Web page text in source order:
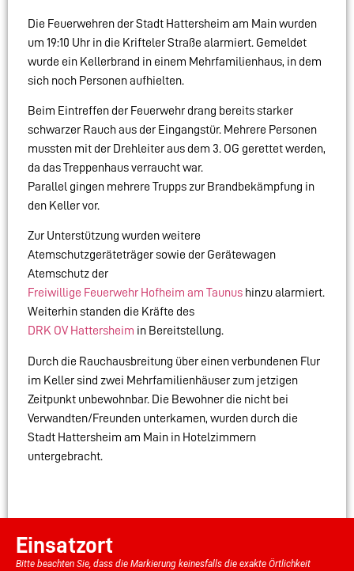
Die Feuerwehren der Stadt Hattersheim am Main wurden
um 19:10 Uhr in die Krifteler Straße alarmiert. Gemeldet
wurde ein Kellerbrand in einem Mehrfamilienhaus, in dem
sich noch Personen aufhielten.
Beim Eintreffen der Feuerwehr drang bereits starker
schwarzer Rauch aus der Eingangstür. Mehrere Personen
mussten mit der Drehleiter aus dem 3. OG gerettet werden,
da das Treppenhaus verraucht war.
Parallel gingen mehrere Trupps zur Brandbekämpfung in
den Keller vor.
Zur Unterstützung wurden weitere
Atemschutzgeräteträger sowie der Gerätewagen
Atemschutz der
Freiwillige Feuerwehr Hofheim am Taunus hinzu alarmiert.
Weiterhin standen die Kräfte des
DRK OV Hattersheim in Bereitstellung.
Durch die Rauchausbreitung über einen verbundenen Flur
im Keller sind zwei Mehrfamilienhäuser zum jetzigen
Zeitpunkt unbewohnbar. Die Bewohner die nicht bei
Verwandten/Freunden unterkamen, wurden durch die
Stadt Hattersheim am Main in Hotelzimmern
untergebracht.
Einsatzort
Bitte beachten Sie, dass die Markierung keinesfalls die exakte Örtlichkeit